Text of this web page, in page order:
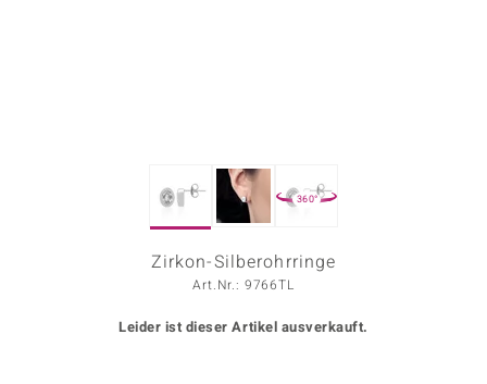
360°
Zirkon-Silberohrringe
Art.Nr.: 9766TL
Leider ist dieser Artikel ausverkauft.